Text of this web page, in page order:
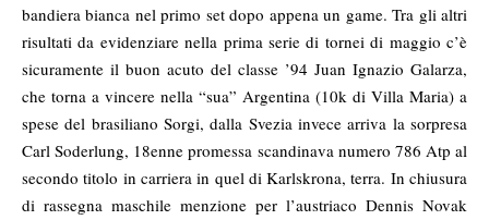
bandiera bianca nel primo set dopo appena un game. Tra gli altri
risultati da evidenziare nella prima serie di tornei di maggio c’è
sicuramente il buon acuto del classe ’94 Juan Ignazio Galarza,
che torna a vincere nella “sua” Argentina (10k di Villa Maria) a
spese del brasiliano Sorgi, dalla Svezia invece arriva la sorpresa
Carl Soderlung, 18enne promessa scandinava numero 786 Atp al
secondo titolo in carriera in quel di Karlskrona, terra. In chiusura
di rassegna maschile menzione per l’austriaco Dennis Novak